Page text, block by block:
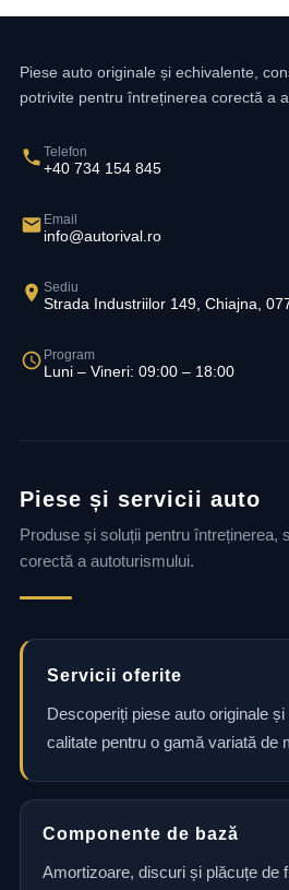
Piese auto originale și echivalente,
potrivite pentru întreținerea corectă a
Telefon
+40 734 154 845
Email
info@autorival.ro
Sediu
Strada Industriilor 149, Chiajna,
Program
Luni – Vineri: 09:00 – 18:00
Piese și servicii auto
Produse și soluții pentru întreținerea,
corectă a autoturismului.
Servicii oferite
Descoperiți piese auto originale
calitate pentru o gamă variată de
Componente de bază
Amortizoare, discuri și plăcuțe de